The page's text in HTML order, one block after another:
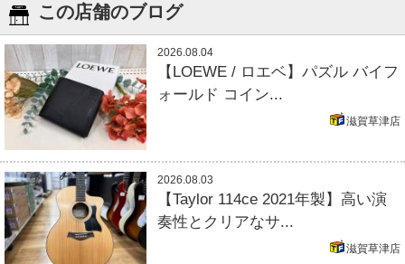
この店舗のブログ
2026.08.04
【LOEWE / ロエベ】パズル バイフ
ォールド コイン...
滋賀草津店
2026.08.03
【Taylor 114ce 2021年製】高い演
奏性とクリアなサ...
滋賀草津店